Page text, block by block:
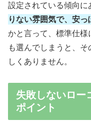
設定されている傾向に
りない雰囲気で、安っ
かと言って、標準仕
も選んでしまうと、
しくありません。
失敗しないロー
ポイント